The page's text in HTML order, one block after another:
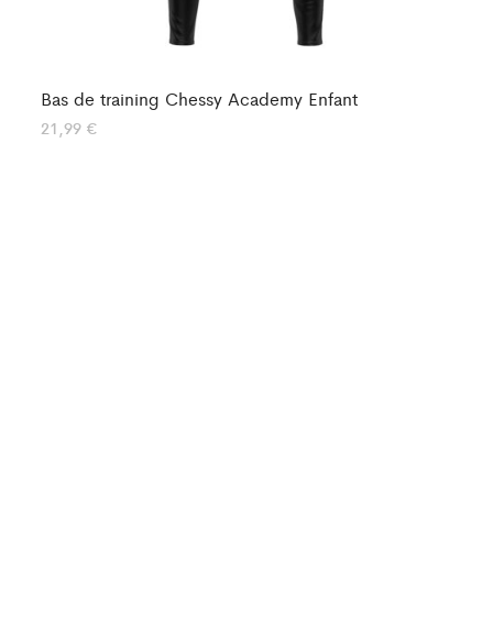
Bas de training Chessy Academy Enfant
21,99 €